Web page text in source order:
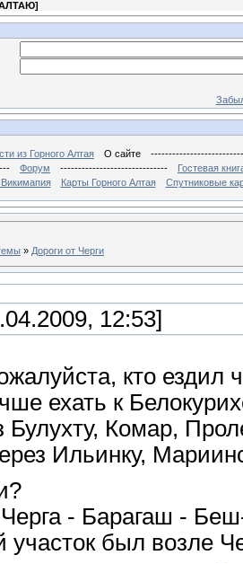
]
из Горного Алтая О сайте
Форум ------------------------------
Гостевая
Карты Горного Алтая Спутниковые
» Дороги от Черги
12:53]
кто ездил
ехать к
Булухту, Комар,
Ильинку,
Черга - Барагаш -
был возле